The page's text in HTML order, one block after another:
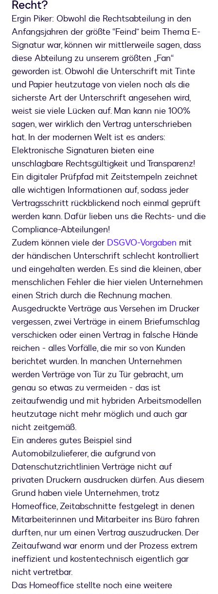
Recht?
Ergin Piker: Obwohl die Rechtsabteilung in den
Anfangsjahren der größte “Feind” beim Thema E-
Signatur war, können wir mittlerweile sagen, dass
diese Abteilung zu unserem größten „Fan“
geworden ist. Obwohl die Unterschrift mit Tinte
und Papier heutzutage von vielen noch als die
sicherste Art der Unterschrift angesehen wird,
weist sie viele Lücken auf. Man kann nie 100%
sagen, wer wirklich den Vertrag unterschrieben
hat. In der modernen Welt ist es anders:
Elektronische Signaturen bieten eine
unschlagbare Rechtsgültigkeit und Transparenz!
Ein digitaler Prüfpfad mit Zeitstempeln zeichnet
alle wichtigen Informationen auf, sodass jeder
Vertragsschritt rückblickend noch einmal geprüft
werden kann. Dafür lieben uns die Rechts- und die
Compliance-Abteilungen!
Zudem können viele der DSGVO-Vorgaben mit
der händischen Unterschrift schlecht kontrolliert
und eingehalten werden. Es sind die kleinen, aber
menschlichen Fehler die hier vielen Unternehmen
einen Strich durch die Rechnung machen.
Ausgedruckte Verträge aus Versehen im Drucker
vergessen, zwei Verträge in einem Briefumschlag
verschicken oder einen Vertrag in falsche Hände
reichen - alles Vorfälle, die mir so von Kunden
berichtet wurden. In manchen Unternehmen
werden Verträge von Tür zu Tür gebracht, um
genau so etwas zu vermeiden - das ist
zeitaufwendig und mit hybriden Arbeitsmodellen
heutzutage nicht mehr möglich und auch gar
nicht zeitgemäß.
Ein anderes gutes Beispiel sind
Automobilzulieferer, die aufgrund von
Datenschutzrichtlinien Verträge nicht auf
privaten Druckern ausdrucken dürfen. Aus diesem
Grund haben viele Unternehmen, trotz
Homeoffice, Zeitabschnitte festgelegt in denen
Mitarbeiterinnen und Mitarbeiter ins Büro fahren
durften, nur um einen Vertrag auszudrucken. Der
Zeitaufwand war enorm und der Prozess extrem
ineffizient und kostentechnisch eigentlich gar
nicht vertretbar.
Das Homeoffice stellte noch eine weitere